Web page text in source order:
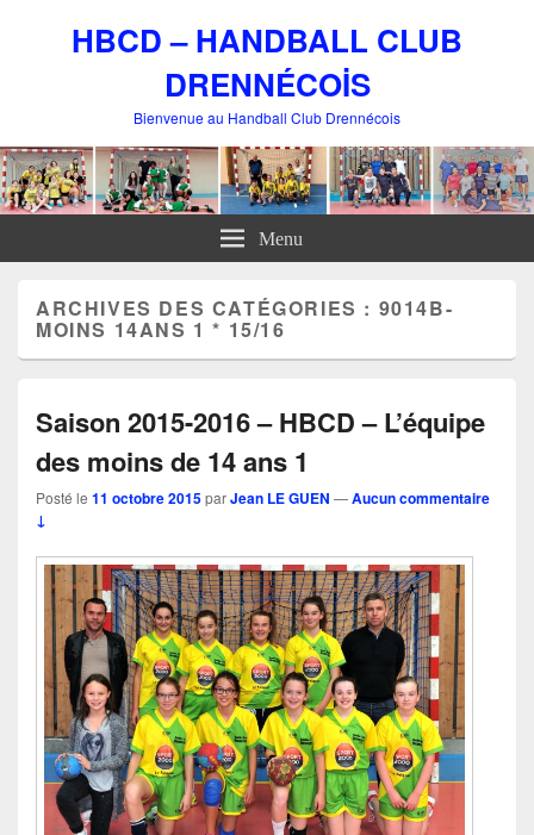
HBCD – HANDBALL CLUB
DRENNÉCOİS
Bienvenue au Handball Club Drennécois
Menu
ARCHIVES DES CATÉGORIES : 9014B-
MOINS 14ANS 1 * 15/16
Saison 2015-2016 – HBCD – L’équipe
des moins de 14 ans 1
Posté le 11 octobre 2015parJean LE GUEN —Aucun commentaire
↓